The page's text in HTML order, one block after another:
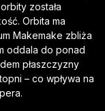
została
Orbita ma
Makemake zbliża
oddala do ponad
płaszczyzny
– co wpływa na